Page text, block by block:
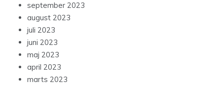
september 2023
august 2023
juli 2023
juni 2023
maj 2023
april 2023
marts 2023